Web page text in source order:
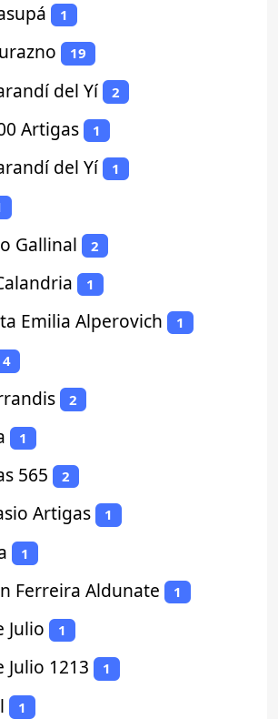
1
19
del Yí 2
Artigas 1
del Yí 1
Gallinal 2
1
Emilia Alperovich 1
4
2
1
565 2
Artigas 1
1
Ferreira Aldunate 1
Julio 1
Julio 1213 1
1